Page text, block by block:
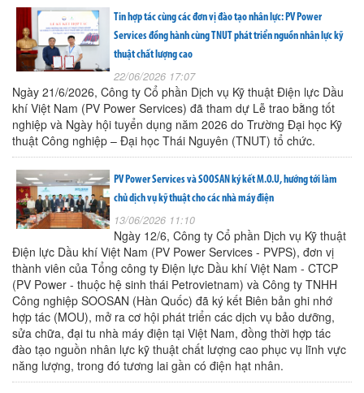
Tin hợp tác cùng các đơn vị đào tạo nhân lực: PV Power
Services đồng hành cùng TNUT phát triển nguồn nhân lực kỹ
thuật chất lượng cao
22/06/2026 17:07
Ngày 21/6/2026, Công ty Cổ phần Dịch vụ Kỹ thuật Điện lực Dầu
khí Việt Nam (PV Power Services) đã tham dự Lễ trao bằng tốt
nghiệp và Ngày hội tuyển dụng năm 2026 do Trường Đại học Kỹ
thuật Công nghiệp – Đại học Thái Nguyên (TNUT) tổ chức.
PV Power Services và SOOSAN ký kết M.O.U, hướng tới làm
chủ dịch vụ kỹ thuật cho các nhà máy điện
13/06/2026 11:10
Ngày 12/6, Công ty Cổ phần Dịch vụ Kỹ thuật
Điện lực Dầu khí Việt Nam (PV Power Services - PVPS), đơn vị
thành viên của Tổng công ty Điện lực Dầu khí Việt Nam - CTCP
(PV Power - thuộc hệ sinh thái Petrovietnam) và Công ty TNHH
Công nghiệp SOOSAN (Hàn Quốc) đã ký kết Biên bản ghi nhớ
hợp tác (MOU), mở ra cơ hội phát triển các dịch vụ bảo dưỡng,
sửa chữa, đại tu nhà máy điện tại Việt Nam, đồng thời hợp tác
đào tạo nguồn nhân lực kỹ thuật chất lượng cao phục vụ lĩnh vực
năng lượng, trong đó tương lai gần có điện hạt nhân.